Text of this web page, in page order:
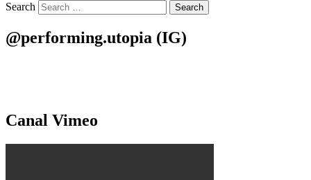
Search
@performing.utopia (IG)
Canal Vimeo